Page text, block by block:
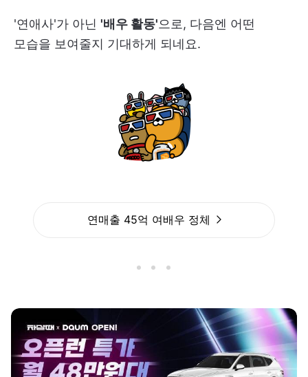
'연애사'가 아닌 '배우 활동'으로, 다음엔 어떤
모습을 보여줄지 기대하게 되네요.
연매출 45억 여배우 정체